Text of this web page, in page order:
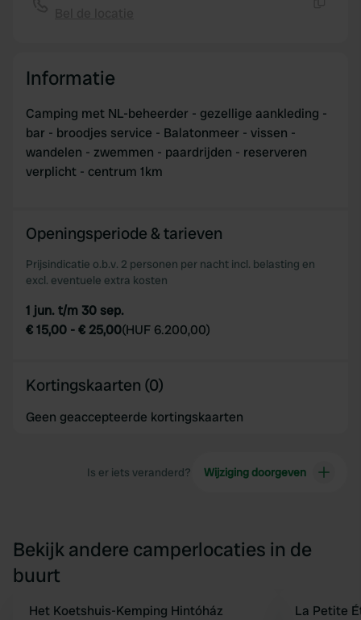
Informatie
Camping met NL-beheerder - gezellige aankleding -
bar - broodjes service - Balatonmeer - vissen -
wandelen - zwemmen - paardrijden - reserveren
verplicht - centrum 1km
Openingsperiode & tarieven
Prijsindicatie o.b.v. 2 personen per nacht incl. belasting en
excl. eventuele extra kosten
1 jun. t/m 30 sep.
€ 15,00 -€ 25,00(HUF 6.200,00)
Kortingskaarten (0)
Geen geaccepteerde kortingskaarten
Is er iets veranderd? Wijziging doorgeven
Bekijk andere camperlocaties in de
buurt
Het Koetshuis-Kemping Hintóház La Petite